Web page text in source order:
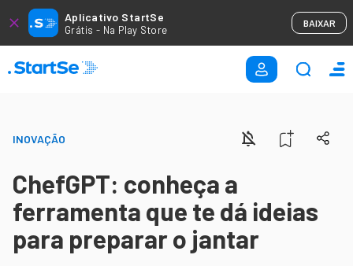
Aplicativo StartSe
Grátis - Na Play Store
BAIXAR
INOVAÇÃO
ChefGPT: conheça a
ferramenta que te dá ideias
para preparar o jantar